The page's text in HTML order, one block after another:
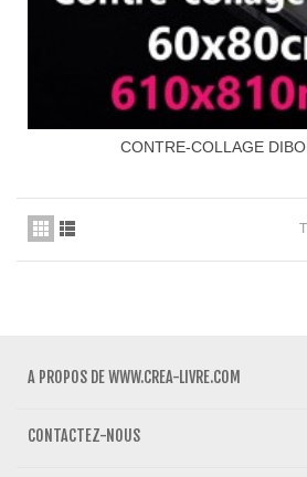
CONTRE-COLLAGE
A PROPOS DE WWW.CREA-LIVRE.COM
CONTACTEZ-NOUS